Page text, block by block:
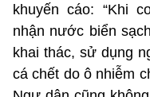
khuyến cáo: “Khi
nhận nước biển
khai thác, sử dụng
cá chết do ô nhiễm